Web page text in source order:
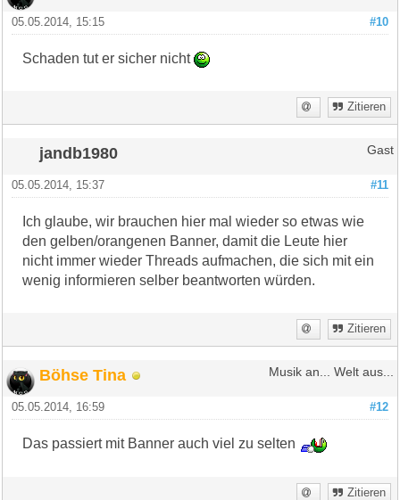
#10
05.05.2014, 15:15
Schaden tut er sicher nicht
Zitieren
jandb1980 Gast
#11
05.05.2014, 15:37
Ich glaube, wir brauchen hier mal wieder so etwas wie
den gelben/orangenen Banner, damit die Leute hier
nicht immer wieder Threads aufmachen, die sich mit ein
wenig informieren selber beantworten würden.
Zitieren
Böhse Tina Musik an... Welt aus...
#12
05.05.2014, 16:59
Das passiert mit Banner auch viel zu selten
Zitieren